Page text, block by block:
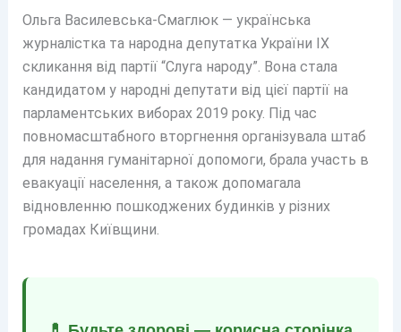
Ольга Василевська-Смаглюк — українська
журналістка та народна депутатка України IX
скликання від партії “Слуга народу”. Вона стала
кандидатом у народні депутати від цієї партії на
парламентських виборах 2019 року. Під час
повномасштабного вторгнення організувала штаб
для надання гуманітарної допомоги, брала участь в
евакуації населення, а також допомагала
відновленню пошкоджених будинків у різних
громадах Київщини.